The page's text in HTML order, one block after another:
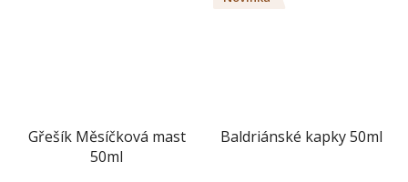
Gřešík Měsíčková mast
50ml
Baldriánské kapky 50ml